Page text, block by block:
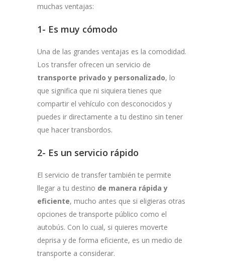
muchas ventajas:
1- Es muy cómodo
Una de las grandes ventajas es la comodidad.
Los transfer ofrecen un servicio de
transporte privado y personalizado, lo
que significa que ni siquiera tienes que
compartir el vehículo con desconocidos y
puedes ir directamente a tu destino sin tener
que hacer transbordos.
2- Es un servicio rápido
El servicio de transfer también te permite
llegar a tu destino de manera rápida y
eficiente, mucho antes que si eligieras otras
opciones de transporte público como el
autobús. Con lo cual, si quieres moverte
deprisa y de forma eficiente, es un medio de
transporte a considerar.